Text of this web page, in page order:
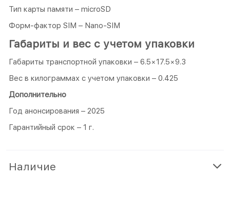
Тип карты памяти – microSD
Форм-фактор SIM – Nano-SIM
Габариты и вес с учетом упаковки
Габариты транспортной упаковки – 6.5×17.5×9.3
Вес в килограммах с учетом упаковки – 0.425
Дополнительно
Год анонсирования – 2025
Гарантийный срок – 1 г.
Наличие